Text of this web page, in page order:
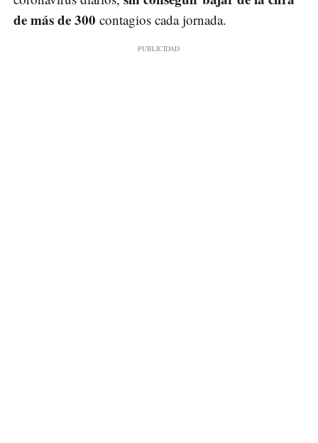
de más de 300 contagios cada jornada.